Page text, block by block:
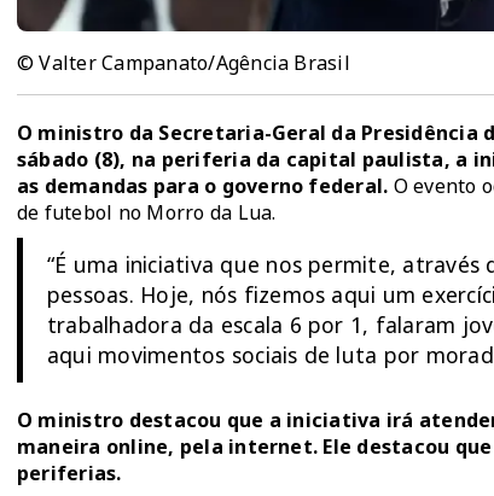
© Valter Campanato/Agência Brasil
O ministro da Secretaria-Geral da Presidência
sábado (8), na periferia da capital paulista, a
as demandas para o governo federal. O evento
de futebol no Morro da Lua.
“É uma iniciativa que nos permite,
pessoas. Hoje, nós fizemos aqui um
trabalhadora da escala 6 por 1, falaram
aqui movimentos sociais de luta por
O ministro destacou que a iniciativa irá
maneira online, pela internet. Ele destacou
periferias.